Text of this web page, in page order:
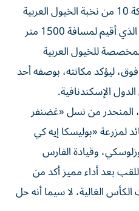
وشهدت الجولة السويدية مشاركة 10 من نخبة الخيول العربية
في السويد وأوروبا، في السباق الذي أقيم لمسافة 1500 متر
للخيول العربية
فما فوق، ليؤكد مكانته، بوصفه أحد
الإسكندنافية.
المنحدر من نسل «غضنفر
لمزرعة «بوليسكا إيه كي
وقيادة الفارس
بعد أداء مميز أكد من
الغالية، لا سيما أنه حل